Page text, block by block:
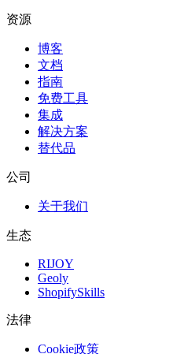
资源
博客
文档
指南
免费工具
集成
解决方案
替代品
公司
关于我们
生态
RIJOY
Geoly
ShopifySkills
法律
Cookie政策